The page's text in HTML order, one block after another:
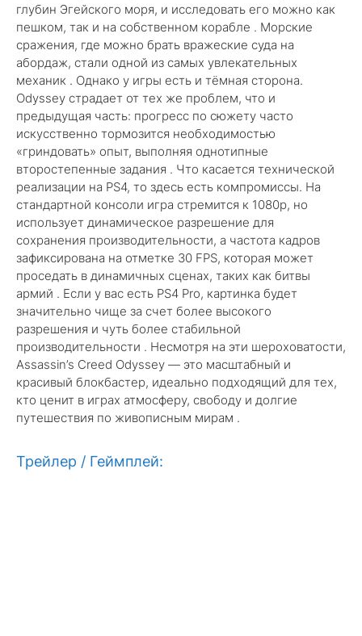
глубин Эгейского моря, и исследовать его можно как
пешком, так и на собственном корабле . Морские
сражения, где можно брать вражеские суда на
абордаж, стали одной из самых увлекательных
механик . Однако у игры есть и тёмная сторона.
Odyssey страдает от тех же проблем, что и
предыдущая часть: прогресс по сюжету часто
искусственно тормозится необходимостью
«гриндовать» опыт, выполняя однотипные
второстепенные задания . Что касается технической
реализации на PS4, то здесь есть компромиссы. На
стандартной консоли игра стремится к 1080p, но
использует динамическое разрешение для
сохранения производительности, а частота кадров
зафиксирована на отметке 30 FPS, которая может
проседать в динамичных сценах, таких как битвы
армий . Если у вас есть PS4 Pro, картинка будет
значительно чище за счет более высокого
разрешения и чуть более стабильной
производительности . Несмотря на эти шероховатости,
Assassin’s Creed Odyssey — это масштабный и
красивый блокбастер, идеально подходящий для тех,
кто ценит в играх атмосферу, свободу и долгие
путешествия по живописным мирам .
Трейлер / Геймплей: